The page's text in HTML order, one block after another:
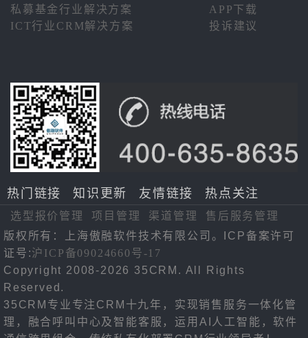
私募基金行业解决方案
APP下载
ICT行业CRM解决方案
投诉建议
热门链接 知识更新 友情链接 热点关注
选型报价管理 项目管理 渠道管理
售后服务管理
版权所有：上海傲融软件技术有限公司。ICP备案许可
证号:沪ICP备09024660号-17
Copyright 2008-2026 35CRM. All Rights
Reserved.
35CRM专业专注CRM十九年，实现销售服务一体化管
理，融合呼叫中心及智能客服，运用AI人工智能，软件